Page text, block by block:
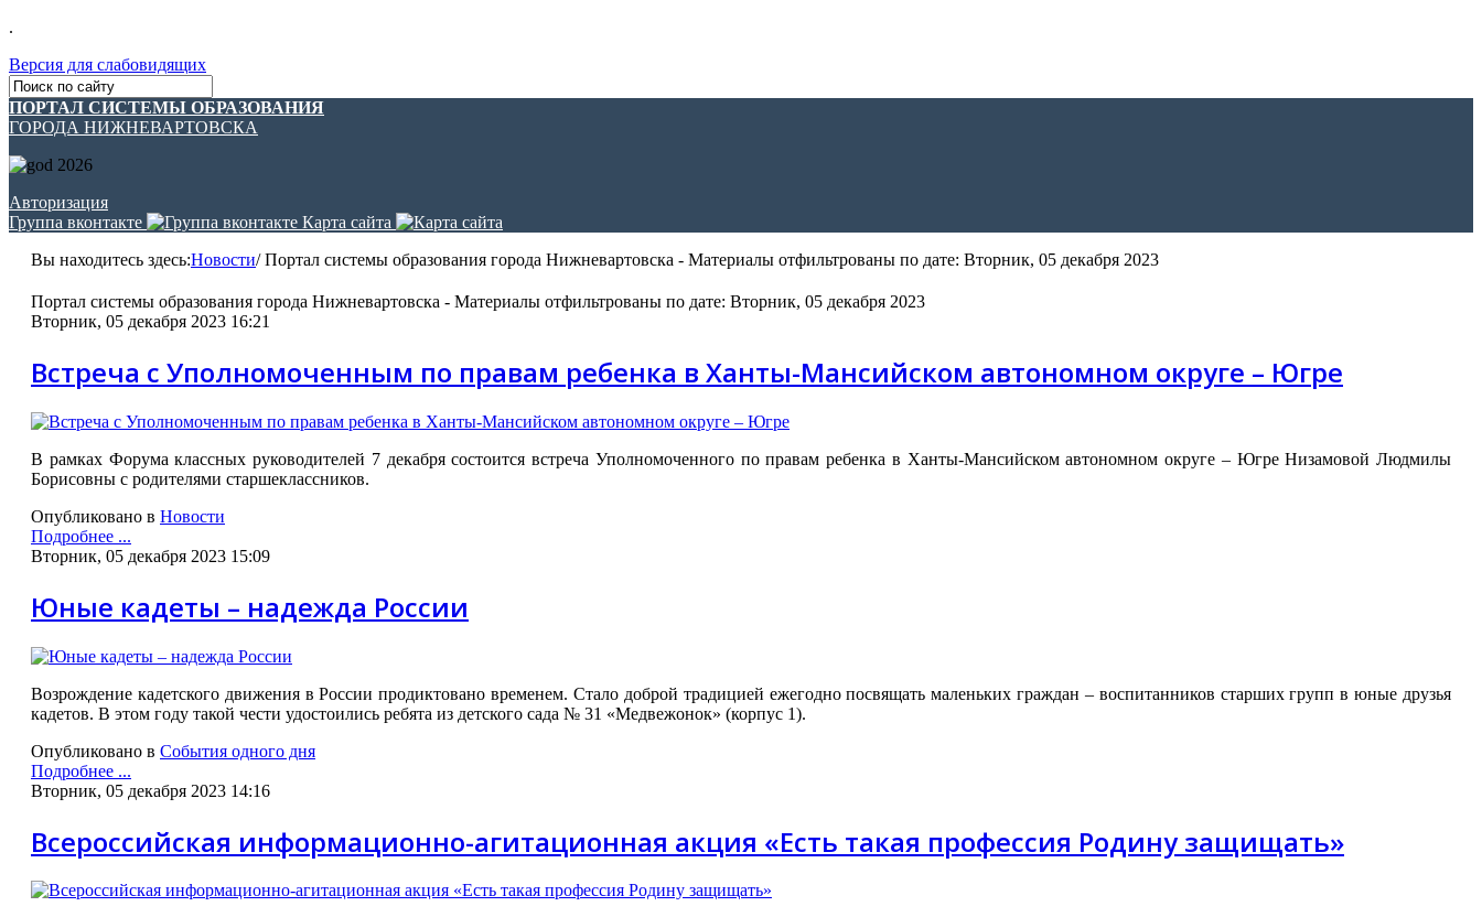
.
Версия для слабовидящих
ПОРТАЛ СИСТЕМЫ ОБРАЗОВАНИЯ
ГОРОДА НИЖНЕВАРТОВСКА
Авторизация
Группа вконтакте
Карта сайта
Вы находитесь здесь:Новости/Портал системы образования города Нижневартовска - Материалы отфильтрованы по дате: Вторник, 05 декабря 2023
Портал системы образования города Нижневартовска - Материалы отфильтрованы по дате: Вторник, 05 декабря 2023
Вторник, 05 декабря 2023 16:21
Встреча с Уполномоченным по правам ребенка в Ханты-Мансийском автономном округе – Югре
В рамках Форума классных руководителей 7 декабря состоится встреча Уполномоченного по правам ребенка в Ханты-Мансийском автономном округе – Югре Низамовой Людмилы
Борисовны с родителями старшеклассников.
Опубликовано в Новости
Подробнее ...
Вторник, 05 декабря 2023 15:09
Юные кадеты – надежда России
Возрождение кадетского движения в России продиктовано временем. Стало доброй традицией ежегодно посвящать маленьких граждан – воспитанников старших групп в юные друзья
кадетов. В этом году такой чести удостоились ребята из детского сада № 31 «Медвежонок» (корпус 1).
Опубликовано в События одного дня
Подробнее ...
Вторник, 05 декабря 2023 14:16
Всероссийская информационно-агитационная акция «Есть такая профессия Родину защищать»